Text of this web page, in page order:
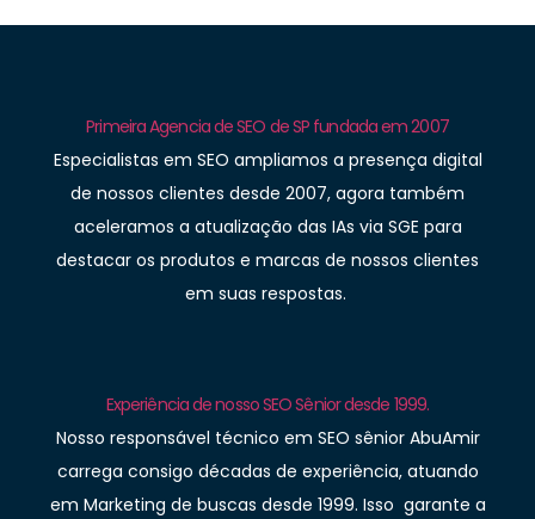
Primeira Agencia de SEO de SP fundada em 2007
Especialistas em SEO ampliamos a presença digital
de nossos clientes desde 2007, agora também
aceleramos a atualização das IAs via SGE para
destacar os produtos e marcas de nossos clientes
em suas respostas.
Experiência de nosso SEO Sênior desde 1999.
Nosso responsável técnico em SEO sênior AbuAmir
carrega consigo décadas de experiência, atuando
em Marketing de buscas desde 1999. Isso garante a